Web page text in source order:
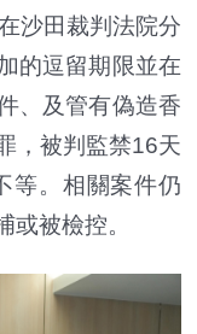
沙田裁判法院分
的逗留期限並在
、及管有偽造香
，被判監禁16天
等。相關案件仍
被檢控。